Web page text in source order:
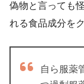
偽物と言っても
れる食品成分を
自ら服薬